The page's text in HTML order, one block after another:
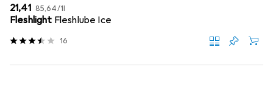
EUR
21,41 EUR
85,64/1l
Fleshlight Fleshlube Ice
16